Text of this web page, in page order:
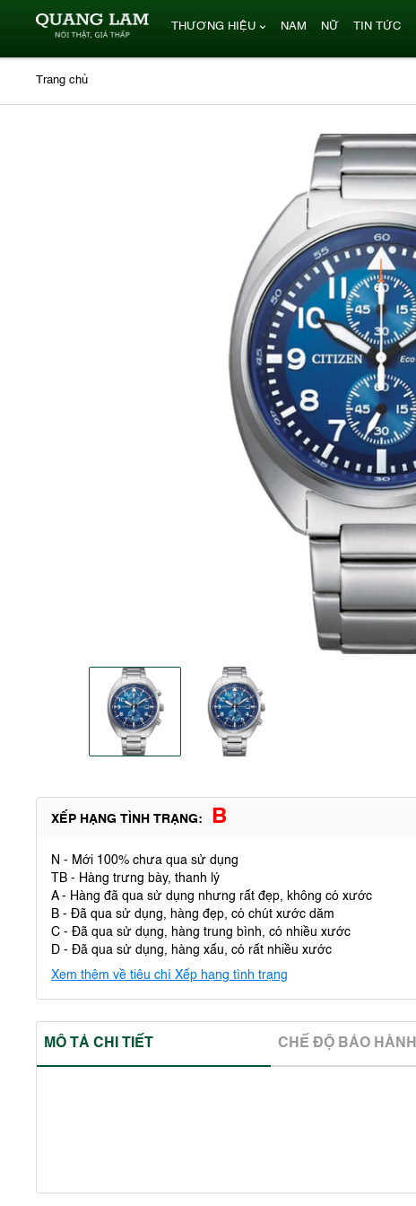
THƯƠNG HIỆU NAM NỮ TIN TỨC
Trang chủ
XẾP HẠNG TÌNH TRẠNG: B
N - Mới 100% chưa qua sử dụng
TB - Hàng trưng bày, thanh lý
A - Hàng đã qua sử dụng nhưng rất đẹp, không có xước
B - Đã qua sử dụng, hàng đẹp, có chút xước dăm
C - Đã qua sử dụng, hàng trung bình, có nhiều xước
D - Đã qua sử dụng, hàng xấu, có rất nhiều xước
Xem thêm về tiêu chí Xếp hạng tình trạng
MÔ TẢ CHI TIẾT CHẾ ĐỘ BẢO HÀNH